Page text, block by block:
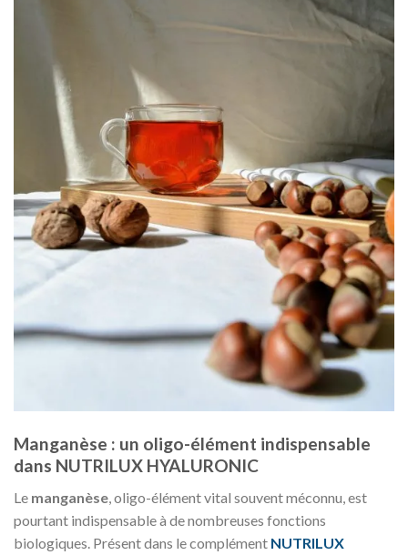
Manganèse : un oligo-élément indispensable
dans NUTRILUX HYALURONIC
Le manganèse , oligo-élément vital souvent méconnu, est
pourtant indispensable à de nombreuses fonctions
biologiques. Présent dans le complément NUTRILUX